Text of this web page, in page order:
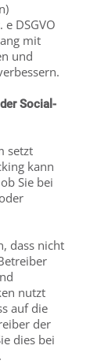
DSGVO
mit
und
Social-
setzt
kann
Sie bei
dass nicht
nutzt
auf die
der
dies bei